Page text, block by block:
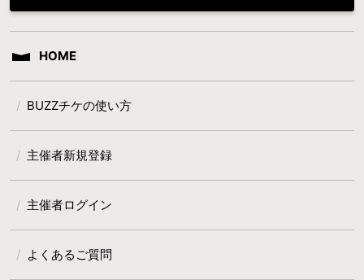
HOME
BUZZチケの使い方
主催者新規登録
主催者ログイン
よくあるご質問